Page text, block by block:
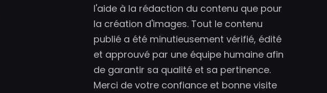
l'aide à la rédaction du contenu que pour
la création d'images. Tout le contenu
publié a été minutieusement vérifié, édité
et approuvé par une équipe humaine afin
de garantir sa qualité et sa pertinence.
Merci de votre confiance et bonne visite